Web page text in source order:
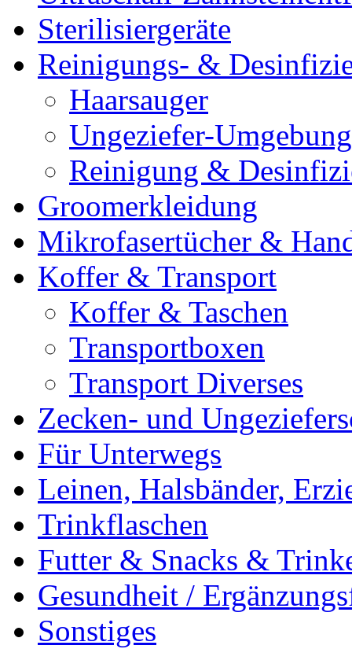
Sterilisiergeräte
Reinigungs- &
Haarsauger
Ungeziefer-
Reinigung &
Groomerkleidung
Mikrofasertücher &
Koffer & Transport
Koffer & Taschen
Transportboxen
Transport Diverses
Zecken- und
Für Unterwegs
Leinen, Halsbänder,
Trinkflaschen
Futter & Snacks &
Gesundheit /
Sonstiges